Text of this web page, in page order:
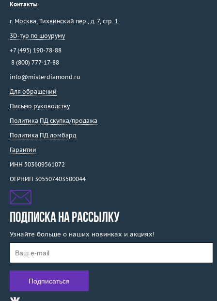
Контакты
г. Москва, Тихвинский пер., д. 7, стр. 1.
3D-тур по шоуруму
+7 (495) 190-78-88
8 (800) 777-17-88
info@misterdiamond.ru
Для обращений
Письмо руководству
Политика ПД скупка/продажа
Политика ПД ломбард
Гарантии
ИНН 503609561072
ОГРНИП 305507403500044
ПОДПИСКА НА РАССЫЛКУ
Узнайте больше о наших новинках и акциях!